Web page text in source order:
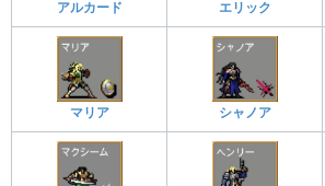
アルカード エリック
マリア シャノア